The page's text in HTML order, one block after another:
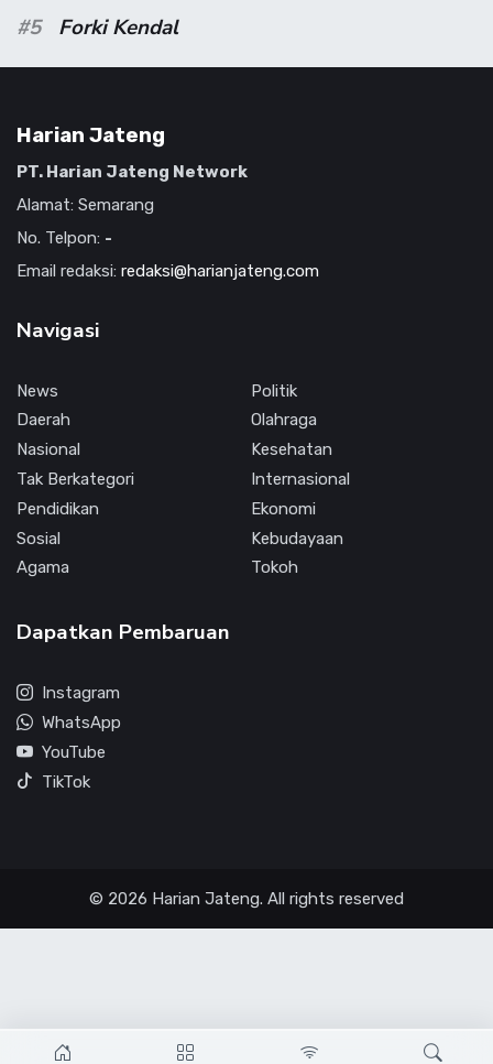
#5
Forki Kendal
Harian Jateng
PT. Harian Jateng Network
Alamat: Semarang
No. Telpon: -
Email redaksi: redaksi@harianjateng.com
Navigasi
News
Daerah
Nasional
Tak Berkategori
Pendidikan
Sosial
Agama
Politik
Olahraga
Kesehatan
Internasional
Ekonomi
Kebudayaan
Tokoh
Dapatkan Pembaruan
Instagram
WhatsApp
YouTube
TikTok
© 2026 Harian Jateng. All rights reserved